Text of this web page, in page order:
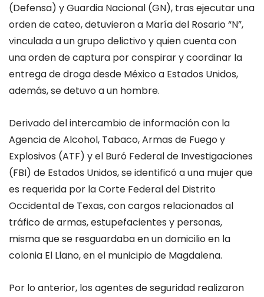
(Defensa) y Guardia Nacional (GN), tras ejecutar una
orden de cateo, detuvieron a María del Rosario “N”,
vinculada a un grupo delictivo y quien cuenta con
una orden de captura por conspirar y coordinar la
entrega de droga desde México a Estados Unidos,
además, se detuvo a un hombre.
Derivado del intercambio de información con la
Agencia de Alcohol, Tabaco, Armas de Fuego y
Explosivos (ATF) y el Buró Federal de Investigaciones
(FBI) de Estados Unidos, se identificó a una mujer que
es requerida por la Corte Federal del Distrito
Occidental de Texas, con cargos relacionados al
tráfico de armas, estupefacientes y personas,
misma que se resguardaba en un domicilio en la
colonia El Llano, en el municipio de Magdalena.
Por lo anterior, los agentes de seguridad realizaron